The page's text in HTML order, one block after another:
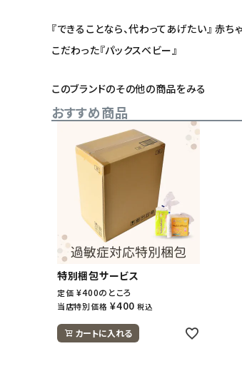
『できることなら、代わってあげたい』
こだわった『パックスベビー』
このブランドのその他の商品をみる
おすすめ商品
特別梱包サービス
定価 ¥400のところ
当店特別価格 ¥400 税込
カートに入れる